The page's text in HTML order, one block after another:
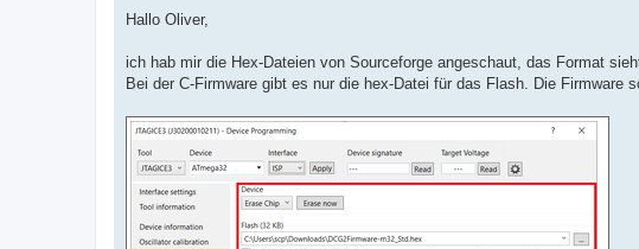
i
a
Hallo Oliver,
ich hab mir die Hex-Dateien von Sourceforge angeschaut, das Format
Bei der C-Firmware gibt es nur die hex-Datei für das Flash. Die Firmware